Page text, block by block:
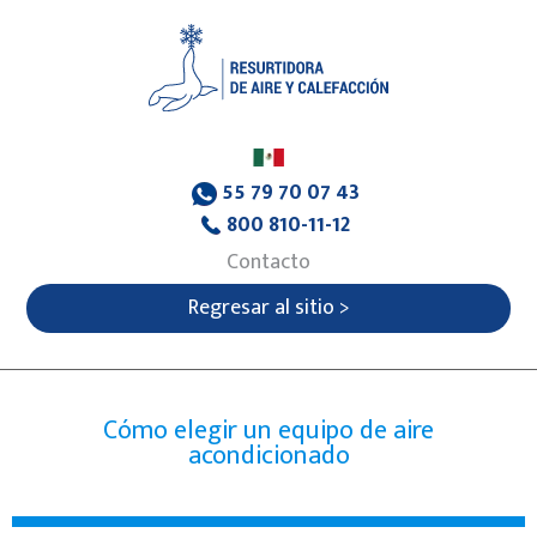
55 79 70 07 43
800 810-11-12
Contacto
Regresar al sitio >
Cómo elegir un equipo de aire
acondicionado